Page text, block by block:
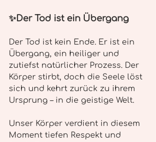
✨Der Tod ist ein Übergang
Der Tod ist kein Ende. Er ist ein
Übergang, ein heiliger und
zutiefst natürlicher Prozess. Der
Körper stirbt, doch die Seele löst
sich und kehrt zurück zu ihrem
Ursprung – in die geistige Welt.
Unser Körper verdient in diesem
Moment tiefen Respekt und